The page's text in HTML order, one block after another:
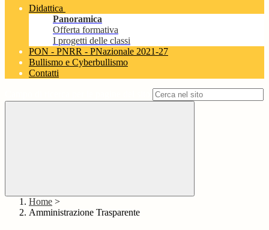
Didattica
Panoramica
Offerta formativa
I progetti delle classi
PON - PNRR - PNazionale 2021-27
Bullismo e Cyberbullismo
Contatti
Home >
Amministrazione Trasparente